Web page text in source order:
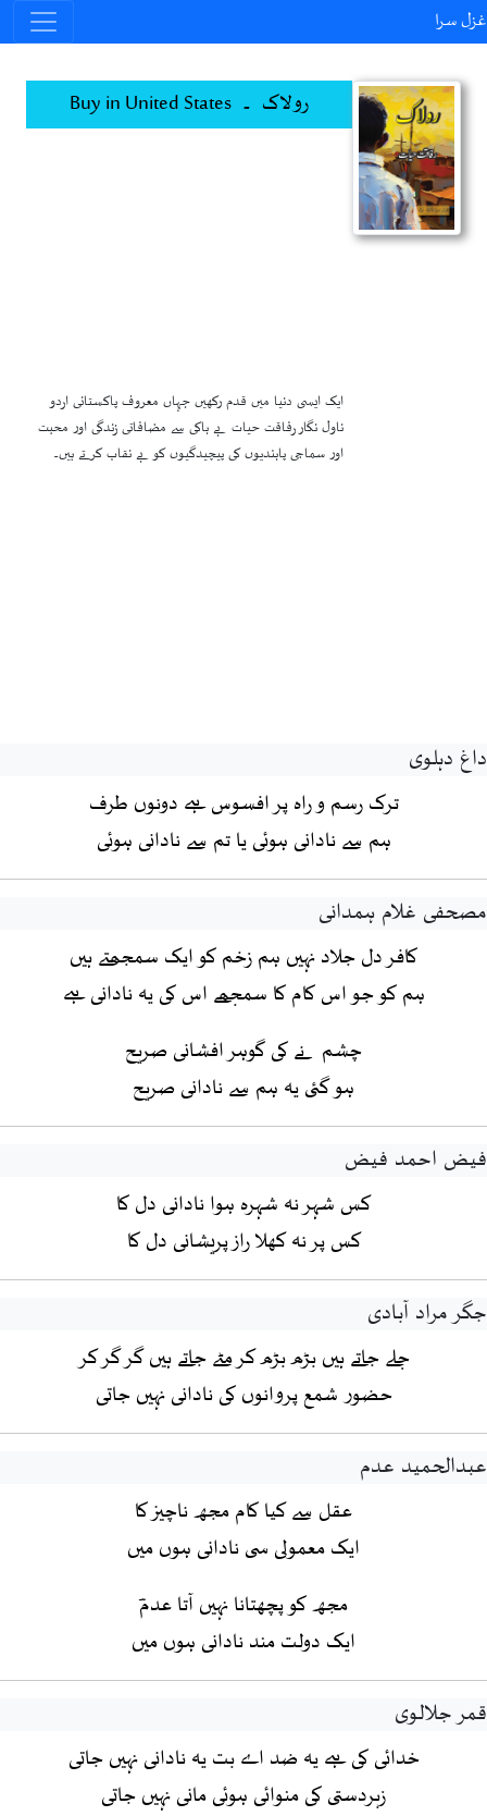
غزل سرا
رولاک ۔ Buy in United States
ایک ایسی دنیا میں قدم رکھیں جہاں معروف پاکستانی اردو
ناول نگار رفاقت حیات بے باکی سے مضافاتی زندگی اور محبت
اور سماجی پابندیوں کی پیچیدگیوں کو بے نقاب کرتے ہیں۔
داغ دہلوی
ترک رسم و راہ پر افسوس ہے دونوں طرف
ہم سے نادانی ہوئی یا تم سے نادانی ہوئی
مصحفی غلام ہمدانی
کافر دل جلاد نہیں ہم زخم کو ایک سمجھتے ہیں
ہم کو جو اس کام کا سمجھے اس کی یہ نادانی ہے
چشم نے کی گوہر افشانی صریح
ہو گئی یہ ہم سے نادانی صریح
فیض احمد فیض
کس شہر نہ شہرہ ہوا نادانی دل کا
کس پر نہ کھلا راز پریشانی دل کا
جگر مراد آبادی
جلے جاتے ہیں بڑھ بڑھ کر مٹے جاتے ہیں گر گر کر
حضور شمع پروانوں کی نادانی نہیں جاتی
عبدالحمید عدم
عقل سے کیا کام مجھ ناچیز کا
ایک معمولی سی نادانی ہوں میں
مجھ کو پچھتانا نہیں آتا عدمؔ
ایک دولت مند نادانی ہوں میں
قمر جلالوی
خدائی کی ہے یہ ضد اے بت یہ نادانی نہیں جاتی
زبردستی کی منوائی ہوئی مانی نہیں جاتی